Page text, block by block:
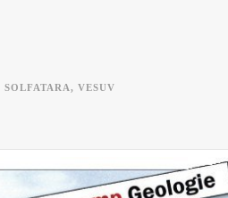
SOLFATARA, VESUV